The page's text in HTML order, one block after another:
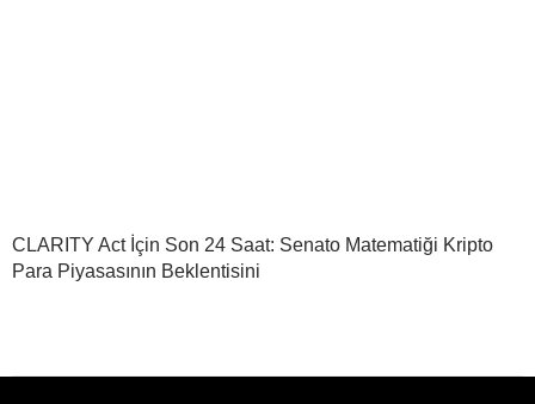
CLARITY Act İçin Son 24 Saat: Senato Matematiği Kripto
Para Piyasasının Beklentisini